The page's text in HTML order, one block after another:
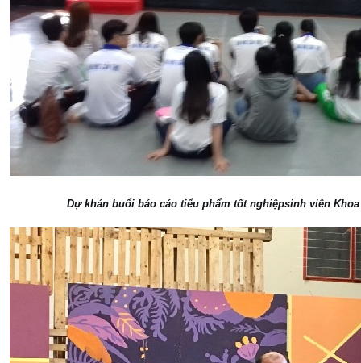
Dự khán buổi báo cáo tiểu phẩm tốt nghiệpsinh viên